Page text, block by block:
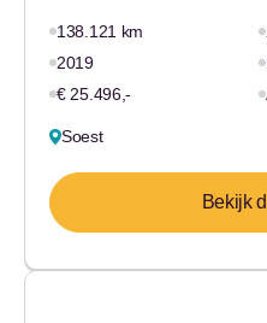
138.121 km
2019
€ 25.496,-
Soest
Bekijk